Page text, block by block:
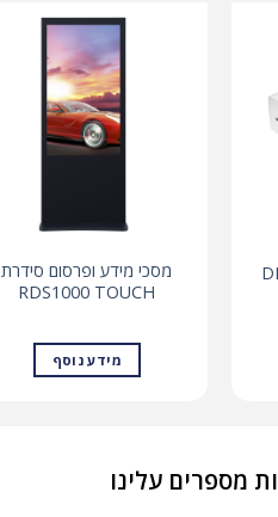
מסכי מידע ופרסום סידרת
RDS1000 TOUCH
מידע נוסף
מספרים עלינו